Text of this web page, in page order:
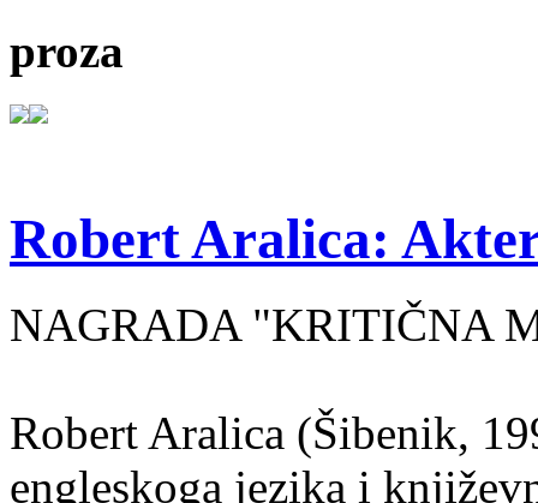
proza
Robert Aralica:
NAGRADA "KRITIČNA
Robert Aralica (Šibenik,
engleskoga jezika i